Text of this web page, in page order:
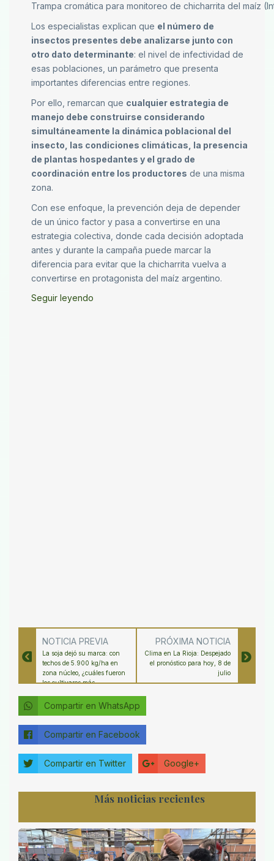
Trampa cromática para monitoreo de chicharrita del maíz
Los especialistas explican que el número de
insectos presentes debe analizarse junto con
otro dato determinante: el nivel de infectividad de
esas poblaciones, un parámetro que presenta
importantes diferencias entre regiones.
Por ello, remarcan que cualquier estrategia de
manejo debe construirse considerando
simultáneamente la dinámica poblacional del
insecto, las condiciones climáticas, la presencia
de plantas hospedantes y el grado de
coordinación entre los productores de una misma
zona.
Con ese enfoque, la prevención deja de depender
de un único factor y pasa a convertirse en una
estrategia colectiva, donde cada decisión adoptada
antes y durante la campaña puede marcar la
diferencia para evitar que la chicharrita vuelva a
convertirse en protagonista del maíz argentino.
Seguir leyendo
NOTICIA PREVIA
La soja dejó su marca: con
techos de 5.900 kg/ha en
zona núcleo, ¿cuáles fueron
los cultivares más
PRÓXIMA NOTICIA
Clima en La Rioja: Despejado
el pronóstico para hoy, 8 de
julio
Compartir en WhatsApp
Compartir en Facebook
Compartir en Twitter Google+
Más noticias recientes